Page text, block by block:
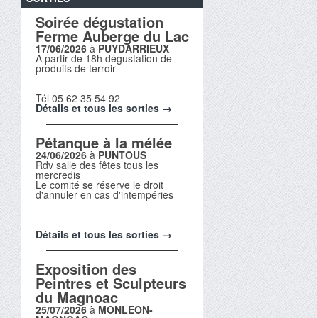
Soirée dégustation
Ferme Auberge du Lac
17/06/2026 à PUYDARRIEUX
A partir de 18h dégustation de
produits de terroir
Tél 05 62 35 54 92
Détails et tous les sorties →
Pétanque à la mélée
24/06/2026 à PUNTOUS
Rdv salle des fêtes tous les
mercredis
Le comité se réserve le droit
d'annuler en cas d'intempéries
Détails et tous les sorties →
Exposition des
Peintres et Sculpteurs
du Magnoac
25/07/2026 à MONLEON-